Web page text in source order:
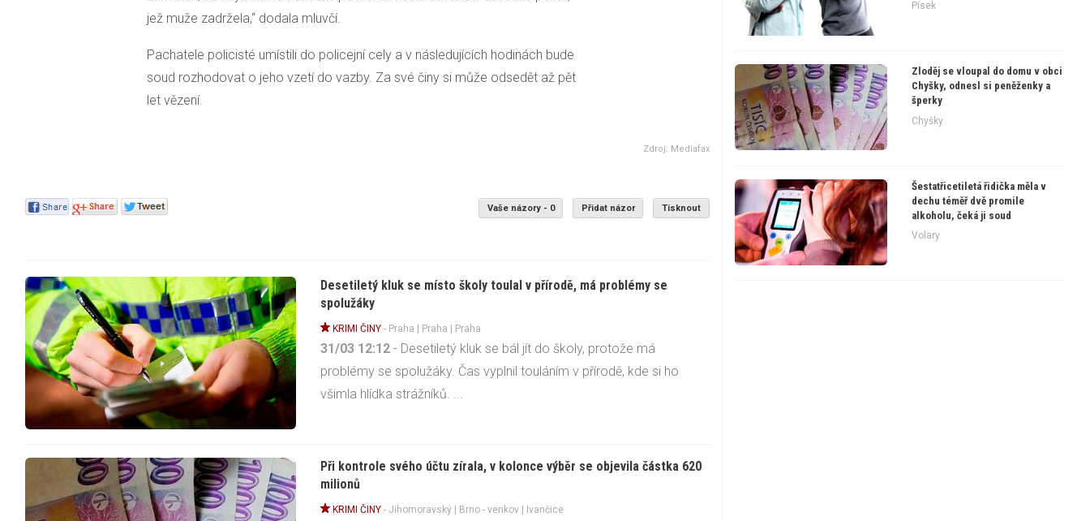
jež muže zadržela,“ dodala mluvčí.
Pachatele policisté umístili do policejní cely a v následujících hodinách bude
soud rozhodovat o jeho vzetí do vazby. Za své činy si může odsedět až pět
let vězení.
Zdroj: Mediafax
Vaše názory - 0 Přidat názor Tisknout
Desetiletý kluk se místo školy toulal v přírodě, má problémy se
spolužáky
KRIMI ČINY - Praha | Praha | Praha
31/03 12:12 - Desetiletý kluk se bál jít do školy, protože má
problémy se spolužáky. Čas vyplnil touláním v přírodě, kde si ho
všimla hlídka strážníků. ...
Při kontrole svého účtu zírala, v kolonce výběr se objevila částka 620
milionů
KRIMI ČINY -Jihomoravský Brno - venkov | Ivančice
Písek
Zloděj se vloupal do domu v obci
Chyšky, odnesl si peněženky a
šperky
Chyšky
Šestatřicetiletá řidička měla v
dechu téměř dvě promile
alkoholu, čeká ji soud
Volary